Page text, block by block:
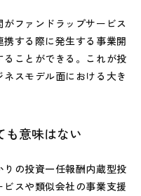
ファンドラップサービス
する際に発生する事業開
ことができる。これが投
スモデル面における大き
も意味はない
の投資一任報酬内蔵型投
スや類似会社の事業支援